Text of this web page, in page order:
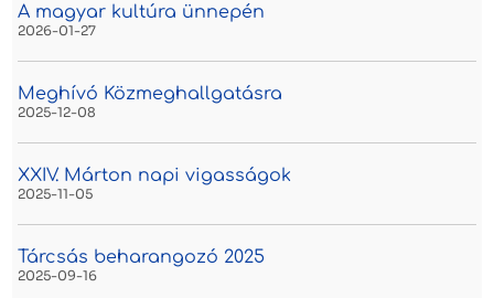
A magyar kultúra ünnepén
2026-01-27
Meghívó Közmeghallgatásra
2025-12-08
XXIV. Márton napi vigasságok
2025-11-05
Tárcsás beharangozó 2025
2025-09-16